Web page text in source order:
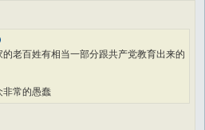
老百姓有相当一部分跟共产党教育出来的
非常的愚蠢